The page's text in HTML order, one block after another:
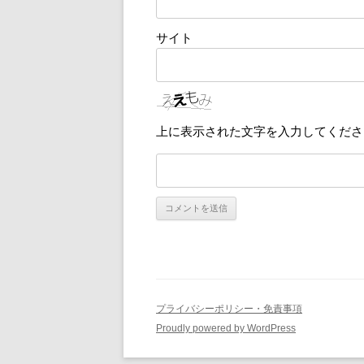
サイト
上に表示された文字を入力してくだ
プライバシーポリシー・免責事項
Proudly powered by WordPress